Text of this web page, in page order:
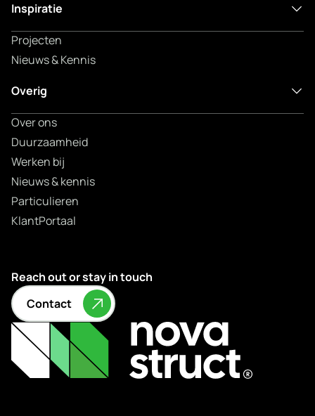
Inspiratie
Projecten
Nieuws & Kennis
Overig
Over ons
Duurzaamheid
Werken bij
Nieuws & kennis
Particulieren
KlantPortaal
Reach out or stay in touch
Contact